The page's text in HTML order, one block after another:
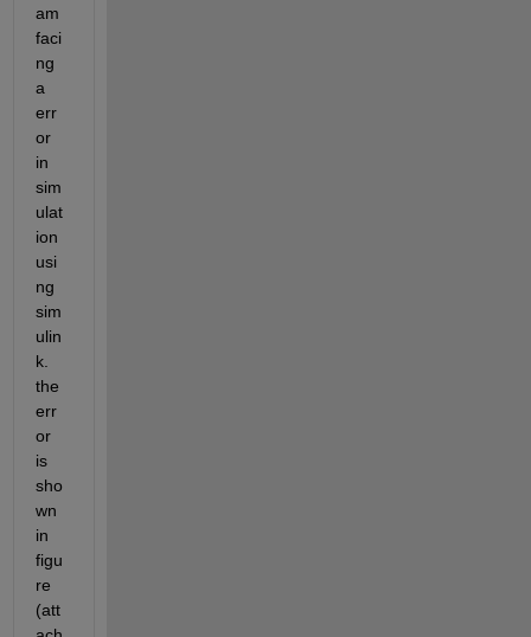
am
faci
ng
a
err
or
in
sim
ulat
ion
usi
ng
sim
ulin
k.
the
err
or
is
sho
wn
in
figu
re
(att